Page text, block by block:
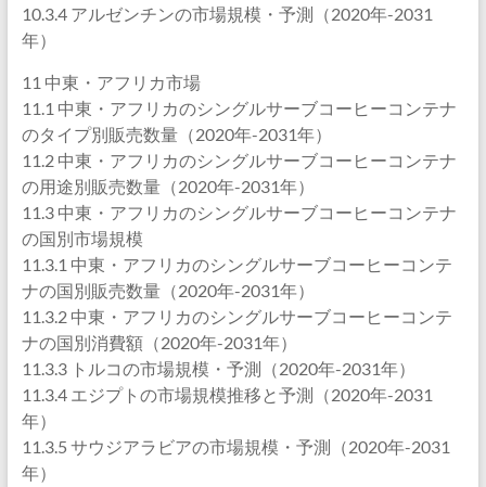
10.3.4 アルゼンチンの市場規模・予測（2020年-2031
年）
11 中東・アフリカ市場
11.1 中東・アフリカのシングルサーブコーヒーコンテナ
のタイプ別販売数量（2020年-2031年）
11.2 中東・アフリカのシングルサーブコーヒーコンテナ
の用途別販売数量（2020年-2031年）
11.3 中東・アフリカのシングルサーブコーヒーコンテナ
の国別市場規模
11.3.1 中東・アフリカのシングルサーブコーヒーコンテ
ナの国別販売数量（2020年-2031年）
11.3.2 中東・アフリカのシングルサーブコーヒーコンテ
ナの国別消費額（2020年-2031年）
11.3.3 トルコの市場規模・予測（2020年-2031年）
11.3.4 エジプトの市場規模推移と予測（2020年-2031
年）
11.3.5 サウジアラビアの市場規模・予測（2020年-2031
年）